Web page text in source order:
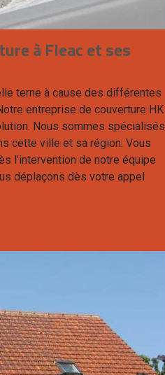
à Fleac et ses
terne à cause des différentes
entreprise de couverture HK
Nous sommes spécialisés
cette ville et sa région. Vous
l’intervention de notre équipe
déplaçons dès votre appel